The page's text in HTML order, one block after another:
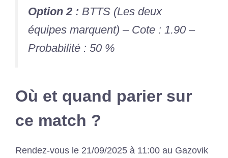
Option 2 : BTTS (Les deux
équipes marquent) – Cote : 1.90 –
Probabilité : 50 %
Où et quand parier sur
ce match ?
Rendez-vous le 21/09/2025 à 11:00 au Gazovik